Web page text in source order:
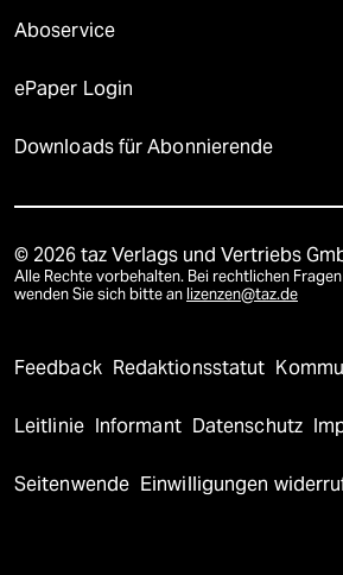
Aboservice
ePaper Login
Downloads für Abonnierende
© 2026 taz Verlags und Vertriebs
Alle Rechte vorbehalten. Bei rechtlichen
wenden Sie sich bitte an lizenzen@taz.de
Feedback Redaktionsstatut
Leitlinie Informant Datenschutz
Seitenwende Einwilligungen